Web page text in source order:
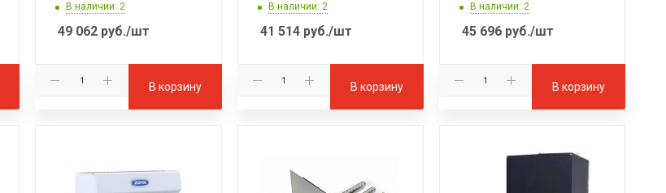
В наличии: 2
49 062 руб./шт
В корзину
В наличии: 2
41 514руб./шт
В корзину
В наличии: 2
45 696руб./шт
В корзину